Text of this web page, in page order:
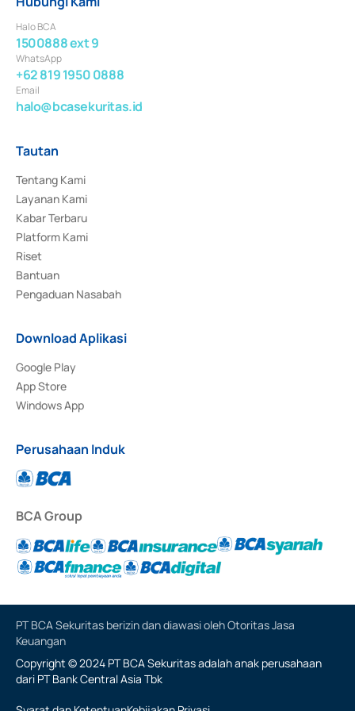
Halo BCA
1500888 ext 9
WhatsApp
+62 819 1950 0888
Email
halo@bcasekuritas.id
Tautan
Tentang Kami
Layanan Kami
Kabar Terbaru
Platform Kami
Riset
Bantuan
Pengaduan Nasabah
Download Aplikasi
Google Play
App Store
Windows App
Perusahaan Induk
BCA Group
PT BCA Sekuritas berizin dan diawasi oleh Otoritas Jasa
Keuangan
Copyright © 2024 PT BCA Sekuritas adalah anak perusahaan
dari PT Bank Central Asia Tbk